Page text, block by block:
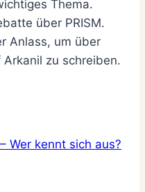
Thema.
über PRISM.
Anlass, um über
zu schreiben.